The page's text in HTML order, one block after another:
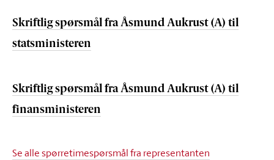
Skriftlig spørsmål fra Åsmund Aukrust (A) til
statsministeren
Skriftlig spørsmål fra Åsmund Aukrust (A) til
finansministeren
Se alle spørretimespørsmål fra representanten